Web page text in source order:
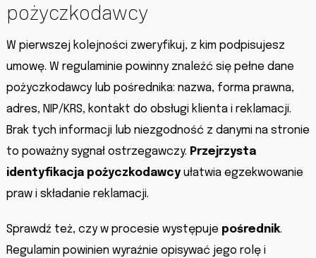
pożyczkodawcy
W pierwszej kolejności zweryfikuj, z kim podpisujesz
umowę. W regulaminie powinny znaleźć się pełne dane
pożyczkodawcy lub pośrednika: nazwa, forma prawna,
adres, NIP/KRS, kontakt do obsługi klienta i reklamacji.
Brak tych informacji lub niezgodność z danymi na stronie
to poważny sygnał ostrzegawczy. Przejrzysta
identyfikacja pożyczkodawcyułatwia egzekwowanie
praw i składanie reklamacji.
Sprawdź też, czy w procesie występuje pośrednik.
Regulamin powinien wyraźnie opisywać jego rolę i